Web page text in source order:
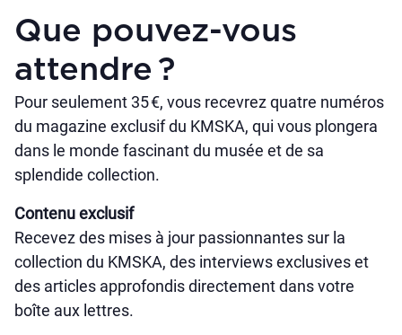
Que pouvez-vous
attendre ?
Pour seulement 35 €, vous recevrez quatre numéros
du magazine exclusif du KMSKA, qui vous plongera
dans le monde fascinant du musée et de sa
splendide collection.
Contenu exclusif
Recevez des mises à jour passionnantes sur la
collection du KMSKA, des interviews exclusives et
des articles approfondis directement dans votre
boîte aux lettres.